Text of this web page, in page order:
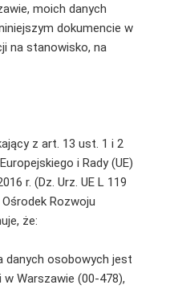
moich danych
dokumencie w
na stanowisko, na
z art. 13 ust. 1 i 2
i Rady (UE)
r. (Dz. Urz. UE L 119
Ośrodek Rozwoju
że:
danych osobowych jest
w Warszawie (00-478),